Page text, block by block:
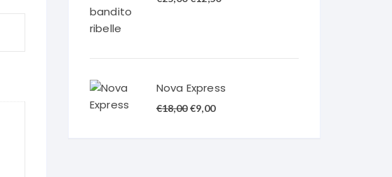
Nova Express
€18,00 Il
€9,00Il